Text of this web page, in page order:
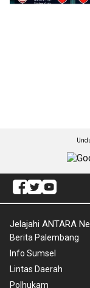
Jelajahi ANTARA
Berita Palembang
Info Sumsel
Lintas Daerah
Polhukam